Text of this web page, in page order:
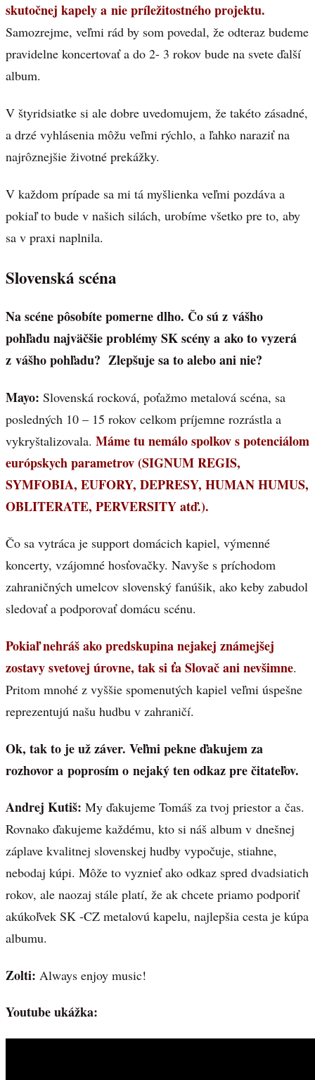
skutočnej kapely a nie príležitostného projektu.
Samozrejme, veľmi rád by som povedal, že odteraz budeme
pravidelne koncertovať a do 2- 3 rokov bude na svete ďalší
album.
V štyridsiatke si ale dobre uvedomujem, že takéto zásadné,
a drzé vyhlásenia môžu veľmi rýchlo, a ľahko naraziť na
najrôznejšie životné prekážky.
V každom prípade sa mi tá myšlienka veľmi pozdáva a
pokiaľ to bude v našich silách, urobíme všetko pre to, aby
sa v praxi naplnila.
Slovenská scéna
Na scéne pôsobíte pomerne dlho. Čo sú z vášho
pohľadu najväčšie problémy SK scény a ako to vyzerá
z vášho pohľadu? Zlepšuje sa to alebo ani nie?
Mayo: Slovenská rocková, poťažmo metalová scéna, sa
posledných 10 – 15 rokov celkom príjemne rozrástla a
vykryštalizovala. Máme tu nemálo spolkov s potenciálom
európskych parametrov (SIGNUM REGIS,
SYMFOBIA, EUFORY, DEPRESY, HUMAN HUMUS,
OBLITERATE, PERVERSITY atď.).
Čo sa vytráca je support domácich kapiel, výmenné
koncerty, vzájomné hosťovačky. Navyše s príchodom
zahraničných umelcov slovenský fanúšik, ako keby zabudol
sledovať a podporovať domácu scénu.
Pokiaľ nehráš ako predskupina nejakej známejšej
zostavy svetovej úrovne, tak si ťa Slovač ani nevšimne.
Pritom mnohé z vyššie spomenutých kapiel veľmi úspešne
reprezentujú našu hudbu v zahraničí.
Ok, tak to je už záver. Veľmi pekne ďakujem za
rozhovor a poprosím o nejaký ten odkaz pre čitateľov.
Andrej Kutiš: My ďakujeme Tomáš za tvoj priestor a čas.
Rovnako ďakujeme každému, kto si náš album v dnešnej
záplave kvalitnej slovenskej hudby vypočuje, stiahne,
nebodaj kúpi. Môže to vyznieť ako odkaz spred dvadsiatich
rokov, ale naozaj stále platí, že ak chcete priamo podporiť
akúkoľvek SK -CZ metalovú kapelu, najlepšia cesta je kúpa
albumu.
Zolti: Always enjoy music!
Youtube ukážka: